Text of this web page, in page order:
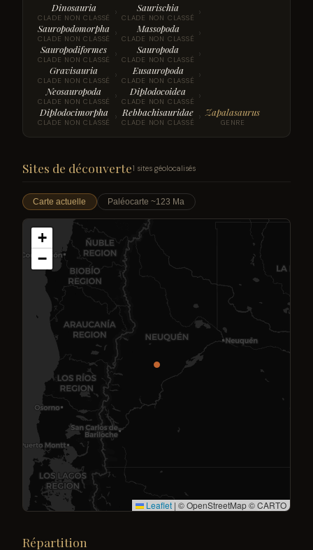
Dinosauria
CLADE NON CLASSÉ › Saurischia
CLADE NON CLASSÉ ›
Sauropodomorpha
CLADE NON CLASSÉ › Massopoda
CLADE NON CLASSÉ ›
Sauropodiformes
CLADE NON CLASSÉ › Sauropoda
CLADE NON CLASSÉ ›
Gravisauria
CLADE NON CLASSÉ › Eusauropoda
CLADE NON CLASSÉ ›
Neosauropoda
CLADE NON CLASSÉ › Diplodocoidea
CLADE NON CLASSÉ ›
Diplodocimorpha
CLADE NON CLASSÉ › Rebbachisauridae
CLADE NON CLASSÉ › Zapalasaurus
GENRE
Sites de découverte1 sites géolocalisés
Carte actuelle Paléocarte ~123 Ma
+
−
Leaflet | © OpenStreetMap © CARTO
Répartition